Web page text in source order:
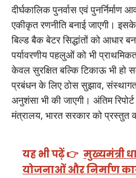
दीर्घकालिक पुनर्वास एवं
एकीकृत रणनीति बनाई जाएगी।
बिल्ड बैक बेटर सिद्धांतों को आधार
पर्यावरणीय पहलुओं को भी
केवल सुरक्षित बल्कि टिकाऊ भी
प्रबंधन के लिए ठोस सुझाव,
अनुशंसा भी की जाएगी। अंतिम
मंत्रालय, भारत सरकार को प्रस्तुत
यह भी पढ़ें 👉 मुख्यमंत्री
योजनाओं और निर्माण